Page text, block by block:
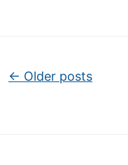
Post navigation
← Older posts